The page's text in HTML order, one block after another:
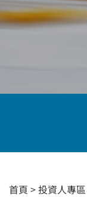
首頁 >投資人專區